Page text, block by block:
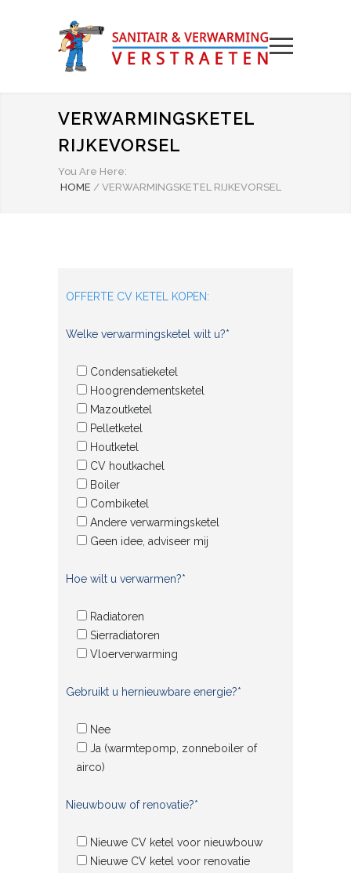
VERWARMINGSKETEL
RIJKEVORSEL
You Are Here:
HOME / VERWARMINGSKETEL RIJKEVORSEL
OFFERTE CV KETEL KOPEN:
Welke verwarmingsketel wilt u?*
Condensatieketel
Hoogrendementsketel
Mazoutketel
Pelletketel
Houtketel
CV houtkachel
Boiler
Combiketel
Andere verwarmingsketel
Geen idee, adviseer mij
Hoe wilt u verwarmen?*
Radiatoren
Sierradiatoren
Vloerverwarming
Gebruikt u hernieuwbare energie?*
Nee
Ja (warmtepomp, zonneboiler of
airco)
Nieuwbouw of renovatie?*
Nieuwe CV ketel voor nieuwbouw
Nieuwe CV ketel voor renovatie